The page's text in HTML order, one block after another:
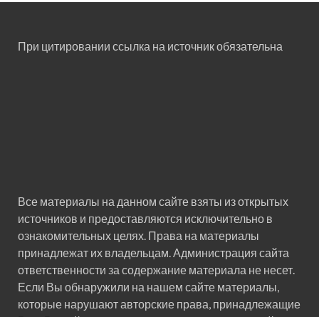
При цитировании ссылка на источник обязательна
Все материалы на данном сайте взяты из открытых
источников и предоставляются исключительно в
ознакомительных целях. Права на материалы
принадлежат их владельцам. Администрация сайта
ответственности за содержание материала не несет.
Если Вы обнаружили на нашем сайте материалы,
которые нарушают авторские права, принадлежащие